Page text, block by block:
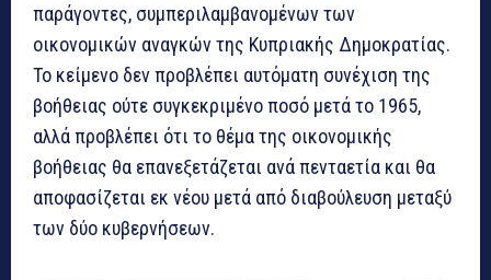
παράγοντες, συμπεριλαμβανομένων των
οικονομικών αναγκών της Κυπριακής Δημοκρατίας.
Το κείμενο δεν προβλέπει αυτόματη συνέχιση της
βοήθειας ούτε συγκεκριμένο ποσό μετά το 1965,
αλλά προβλέπει ότι το θέμα της οικονομικής
βοήθειας θα επανεξετάζεται ανά πενταετία και θα
αποφασίζεται εκ νέου μετά από διαβούλευση μεταξύ
των δύο κυβερνήσεων.